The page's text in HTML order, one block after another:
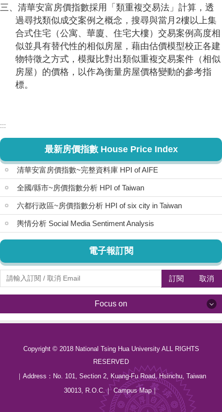
三、清華安富房價指數採用「類重複交易法」計算，透
過尋找類似成交案例之概念，搜尋與當月2樓以上集
合式住宅（公寓、華廈、住宅大樓）交易案例高度相
似並具有替代性的相似房屋，藉由估價模型校正各建
物特徵之方式，模擬比對出類似重複交易案件（相似
房屋）的價格，以作為衡量房屋價格變動的參考指
標。
:::
最新房價指數 House Price Index
清華安富房價指數~完整資料庫 HPI of AIFE
全國/縣市~房價指數分析 HPI of Taiwan
六都行政區~房價指數分析 HPI of six city in Taiwan
輿情分析 Social Media Sentiment Analysis
電子報訂閱
訂閱 取消
Focus on
Focus on
最新消息 News
關於我們 About us
Copyright © 2018 National Tsing Hua University ALL RIGHTS
RESERVED
｜Address： No. 101, Section 2, Kuang-Fu Road, Hsinchu, Taiwan
30013, R.O.C.｜ Campus Map｜